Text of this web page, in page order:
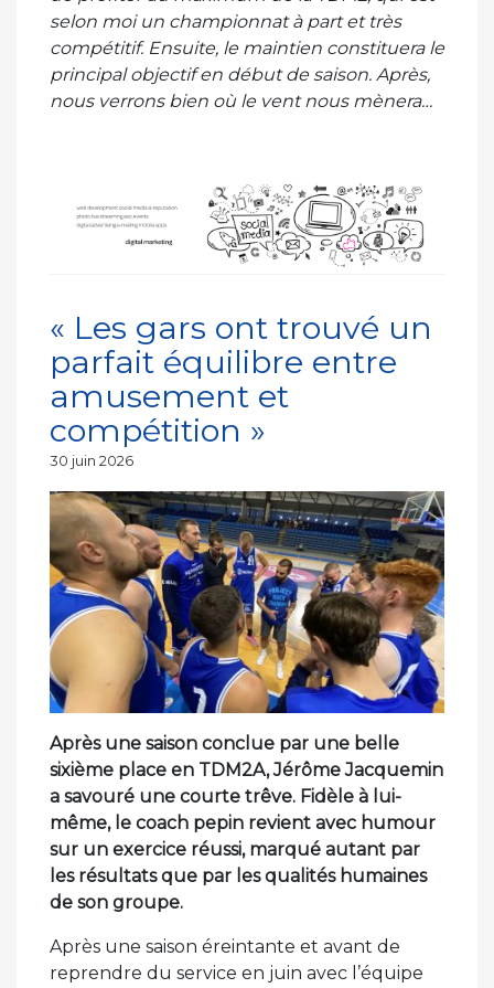
selon moi un championnat à part et très
compétitif. Ensuite, le maintien constituera le
principal objectif en début de saison. Après,
nous verrons bien où le vent nous mènera…
« Les gars ont trouvé un
parfait équilibre entre
amusement et
compétition »
Publié
30 juin 2026
Après une saison conclue par une belle
sixième place en TDM2A, Jérôme Jacquemin
a savouré une courte trêve. Fidèle à lui-
même, le coach pepin revient avec humour
sur un exercice réussi, marqué autant par
les résultats que par les qualités humaines
de son groupe.
Après une saison éreintante et avant de
reprendre du service en juin avec l’équipe